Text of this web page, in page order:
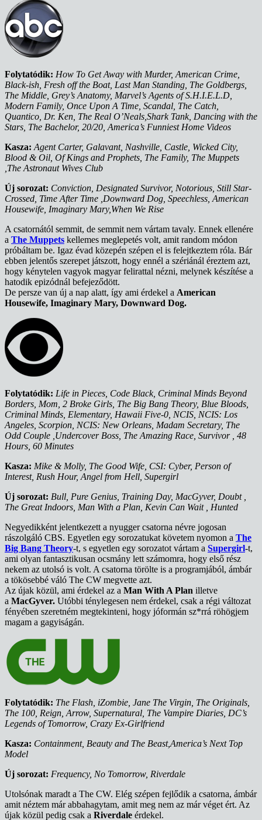
Folytatódik: How To Get Away with Murder, American Crime,
Black-ish, Fresh off the Boat, Last Man Standing, The Goldbergs,
The Middle, Grey’s Anatomy, Marvel’s Agents of S.H.I.E.L.D,
Modern Family, Once Upon A Time, Scandal, The Catch,
Quantico, Dr. Ken, The Real O’Neals,Shark Tank, Dancing with the
Stars, The Bachelor, 20/20, America’s Funniest Home Videos
Kasza: Agent Carter, Galavant, Nashville, Castle, Wicked City,
Blood & Oil, Of Kings and Prophets, The Family, The Muppets
,The Astronaut Wives Club
Új sorozat: Conviction, Designated Survivor, Notorious, Still Star-
Crossed, Time After Time ,Downward Dog, Speechless, American
Housewife, Imaginary Mary,When We Rise
A csatornától semmit, de semmit nem vártam tavaly. Ennek ellenére
a The Muppets kellemes meglepetés volt, amit random módon
próbáltam be. Igaz évad közepén szépen el is felejtkeztem róla. Bár
ebben jelentős szerepet játszott, hogy ennél a szériánál éreztem azt,
hogy kénytelen vagyok magyar felirattal nézni, melynek készítése a
hatodik epizódnál befejeződött.
De persze van új a nap alatt, így ami érdekel a American
Housewife, Imaginary Mary, Downward Dog.
Folytatódik: Life in Pieces, Code Black, Criminal Minds Beyond
Borders, Mom, 2 Broke Girls, The Big Bang Theory, Blue Bloods,
Criminal Minds, Elementary, Hawaii Five-0, NCIS, NCIS: Los
Angeles, Scorpion, NCIS: New Orleans, Madam Secretary, The
Odd Couple ,Undercover Boss, The Amazing Race, Survivor , 48
Hours, 60 Minutes
Kasza: Mike & Molly, The Good Wife, CSI: Cyber, Person of
Interest, Rush Hour, Angel from Hell, Supergirl
Új sorozat: Bull, Pure Genius, Training Day, MacGyver, Doubt ,
The Great Indoors, Man With a Plan, Kevin Can Wait , Hunted
Negyedikként jelentkezett a nyugger csatorna névre jogosan
rászolgáló CBS. Egyetlen egy sorozatukat követem nyomon a The
Big Bang Theory-t, s egyetlen egy sorozatot vártam a Supergirl-t,
ami olyan fantasztikusan ocsmány lett számomra, hogy első rész
nekem az utolsó is volt. A csatorna törölte is a programjából, ámbár
a tökösebbé váló The CW megvette azt.
Az újak közül, ami érdekel az a Man With A Plan illetve
a MacGyver. Utóbbi ténylegesen nem érdekel, csak a régi változat
fényében szeretném megtekinteni, hogy jóformán sz*rrá röhögjem
magam a gagyiságán.
Folytatódik: The Flash, iZombie, Jane The Virgin, The Originals,
The 100, Reign, Arrow, Supernatural, The Vampire Diaries, DC’s
Legends of Tomorrow, Crazy Ex-Girlfriend
Kasza: Containment, Beauty and The Beast,America’s Next Top
Model
Új sorozat: Frequency, No Tomorrow, Riverdale
Utolsónak maradt a The CW. Elég szépen fejlődik a csatorna, ámbár
amit néztem már abbahagytam, amit meg nem az már véget ért. Az
újak közül pedig csak a Riverdale érdekel.